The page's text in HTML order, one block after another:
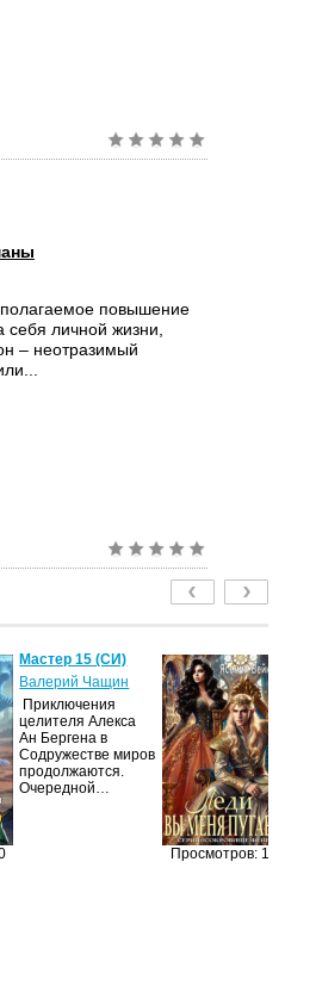
повышение
себя личной жизни,
– неотразимый
Мастер 15 (СИ)
Валерий Чащин
Приключения
целителя Алекса
Ан Бергена в
Содружестве миров
продолжаются.
Очередной…
Просмотров: 187